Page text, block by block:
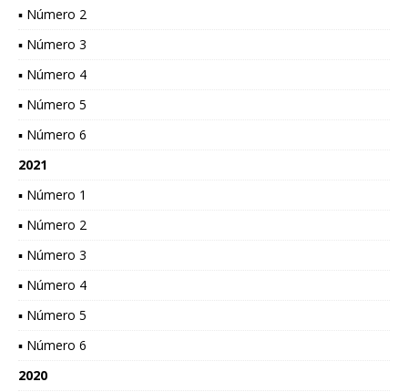
▪ Número 2
▪ Número 3
▪ Número 4
▪ Número 5
▪ Número 6
2021
▪ Número 1
▪ Número 2
▪ Número 3
▪ Número 4
▪ Número 5
▪ Número 6
2020